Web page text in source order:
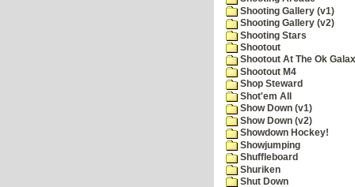
Shooting Gallery (v1)
Shooting Gallery (v2)
Shooting Stars
Shootout
Shootout At The Ok
Shootout M4
Shop Steward
Shot'em All
Show Down (v1)
Show Down (v2)
Showdown Hockey!
Showjumping
Shuffleboard
Shuriken
Shut Down